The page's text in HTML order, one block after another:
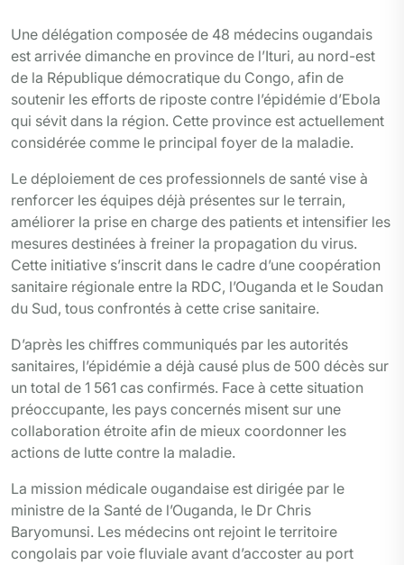
Une délégation composée de 48 médecins ougandais
est arrivée dimanche en province de l’Ituri, au nord-est
de la République démocratique du Congo, afin de
soutenir les efforts de riposte contre l’épidémie d’Ebola
qui sévit dans la région. Cette province est actuellement
considérée comme le principal foyer de la maladie.
Le déploiement de ces professionnels de santé vise à
renforcer les équipes déjà présentes sur le terrain,
améliorer la prise en charge des patients et intensifier les
mesures destinées à freiner la propagation du virus.
Cette initiative s’inscrit dans le cadre d’une coopération
sanitaire régionale entre la RDC, l’Ouganda et le Soudan
du Sud, tous confrontés à cette crise sanitaire.
D’après les chiffres communiqués par les autorités
sanitaires, l’épidémie a déjà causé plus de 500 décès sur
un total de 1 561 cas confirmés. Face à cette situation
préoccupante, les pays concernés misent sur une
collaboration étroite afin de mieux coordonner les
actions de lutte contre la maladie.
La mission médicale ougandaise est dirigée par le
ministre de la Santé de l’Ouganda, le Dr Chris
Baryomunsi. Les médecins ont rejoint le territoire
congolais par voie fluviale avant d’accoster au port